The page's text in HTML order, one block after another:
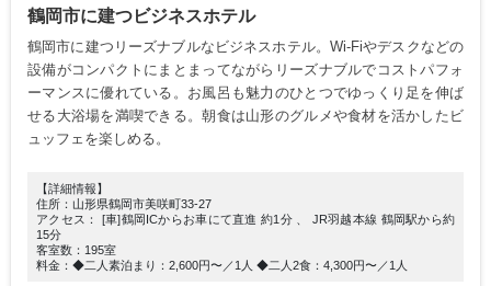
鶴岡市に建つビジネスホテル
鶴岡市に建つリーズナブルなビジネスホテル。Wi-Fiやデスクなどの
設備がコンパクトにまとまってながらリーズナブルでコストパフォ
ーマンスに優れている。お風呂も魅力のひとつでゆっくり足を伸ば
せる大浴場を満喫できる。朝食は山形のグルメや食材を活かしたビ
ュッフェを楽しめる。
【詳細情報】
住所：山形県鶴岡市美咲町33-27
アクセス： [車]鶴岡ICからお車にて直進 約1分 、 JR羽越本線 鶴岡駅から約
15分
客室数：195室
料金：◆二人素泊まり：2,600円〜／1人 ◆二人2食：4,300円〜／1人